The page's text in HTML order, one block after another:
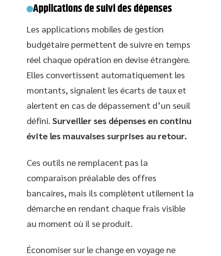
Applications de suivi des dépenses
Les applications mobiles de gestion
budgétaire permettent de suivre en temps
réel chaque opération en devise étrangère.
Elles convertissent automatiquement les
montants, signalent les écarts de taux et
alertent en cas de dépassement d’un seuil
défini. Surveiller ses dépenses en continu
évite les mauvaises surprises au retour.
Ces outils ne remplacent pas la
comparaison préalable des offres
bancaires, mais ils complètent utilement la
démarche en rendant chaque frais visible
au moment où il se produit.
Économiser sur le change en voyage ne